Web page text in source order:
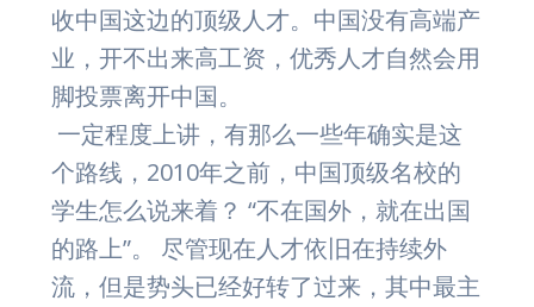
收中国这边的顶级人才。中国没有高端产
业，开不出来高工资，优秀人才自然会用
脚投票离开中国。
一定程度上讲，有那么一些年确实是这
个路线，2010年之前，中国顶级名校的
学生怎么说来着？ “不在国外，就在出国
的路上”。 尽管现在人才依旧在持续外
流，但是势头已经好转了过来，其中最主